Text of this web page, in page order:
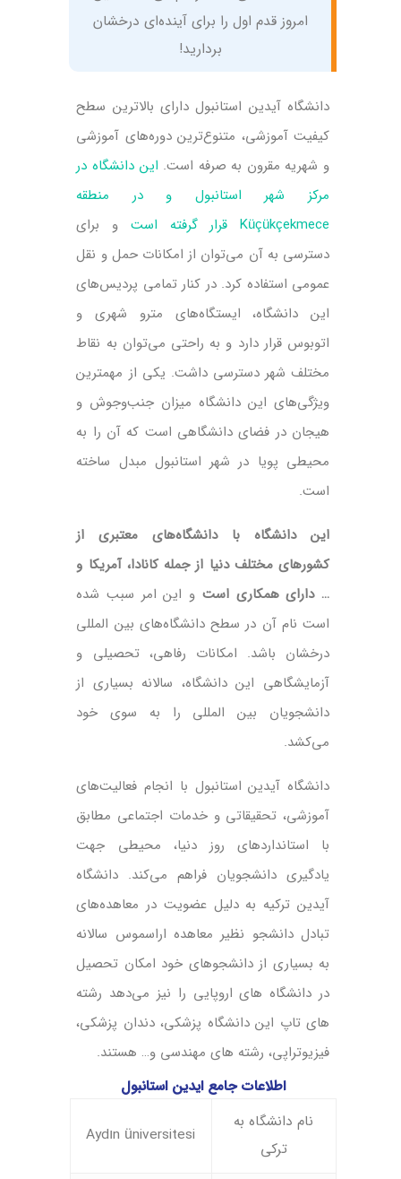
امروز قدم اول را برای آینده‌ای درخشان
بردارید!
دانشگاه آیدین استانبول دارای بالاترین سطح
کیفیت آموزشی، متنوع‌ترین دوره‌های آموزشی
و شهریه مقرون به صرفه است. این دانشگاه در
مرکز شهر استانبول و در منطقه
Küçükçekmece قرار گرفته است
و برای
دسترسی به آن می‌توان از امکانات حمل و نقل
عمومی استفاده کرد. در کنار تمامی پردیس‌های
این دانشگاه، ایستگا‌ه‌های مترو شهری و
اتوبوس قرار دارد و به راحتی می‌توان به نقاط
مختلف شهر دسترسی داشت. یکی از مهمترین
ویژگی‌های این دانشگاه میزان جنب‌و‌جوش و
هیجان در فضای دانشگاهی است که آن را به
محیطی پویا در شهر استانبول مبدل ساخته
است.
این دانشگاه با دانشگاه‌های معتبری از
کشورهای مختلف دنیا از جمله کانادا، آمریکا و
… دارای همکاری است و این امر سبب شده
است نام آن در سطح دانشگاه‌های بین المللی
درخشان باشد. امکانات رفاهی، تحصیلی و
آزمایشگاهی این دانشگاه، سالانه بسیاری از
دانشجویان بین المللی را به سوی خود
می‌کشد.
دانشگاه آیدین استانبول با انجام فعالیت‌های
آموزشی، تحقیقاتی و خدمات اجتماعی مطابق
با استانداردهای روز دنیا، محیطی جهت
یادگیری دانشجویان فراهم می‌کند. دانشگاه
آیدین ترکیه به دلیل عضویت در معاهده‌های
تبادل دانشجو نظیر معاهده اراسموس سالانه
به بسیاری از دانشجوهای خود امکان تحصیل
در دانشگاه های اروپایی را نیز می‌دهد رشته
های تاپ این دانشگاه پزشکی، دندان پزشکی،
فیزیوتراپی، رشته های مهندسی و… هستند.
اطلاعات جامع ایدین استانبول
نام دانشگاه به
ترکی
Aydın üniversitesi